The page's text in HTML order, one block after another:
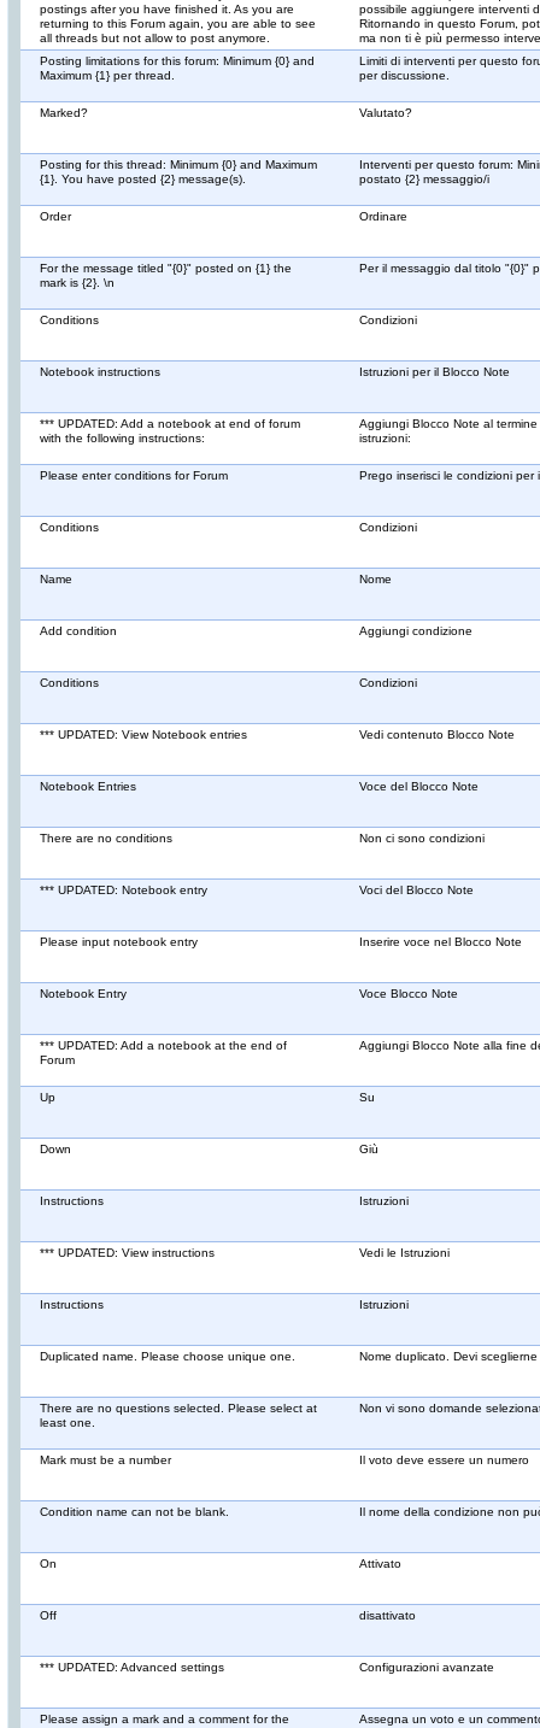
postings after you have finished it. As you are
returning to this Forum again, you are able to see
all threads but not allow to post anymore.
possibile aggiungere interventi
Ritornando in questo Forum,
ma non ti è più permesso
Posting limitations for this forum: Minimum {0} and
Maximum {1} per thread.
Limiti di interventi per questo
per discussione.
Marked? Valutato?
Posting for this thread: Minimum {0} and Maximum
{1}. You have posted {2} message(s).
Interventi per questo forum:
postato {2} messaggio/i
Order Ordinare
For the message titled "{0}" posted on {1} the
mark is {2}. \n
Per il messaggio dal titolo "{0}"
Conditions Condizioni
Notebook instructions Istruzioni per il Blocco Note
*** UPDATED: Add a notebook at end of forum
with the following instructions:
Aggiungi Blocco Note al
istruzioni:
Please enter conditions for Forum Prego inserisci le condizioni per
Conditions Condizioni
Name Nome
Add condition Aggiungi condizione
Conditions Condizioni
*** UPDATED: View Notebook entries Vedi contenuto Blocco Note
Notebook Entries Voce del Blocco Note
There are no conditions Non ci sono condizioni
*** UPDATED: Notebook entry Voci del Blocco Note
Please input notebook entry Inserire voce nel Blocco Note
Notebook Entry Voce Blocco Note
*** UPDATED: Add a notebook at the end of
Forum
Aggiungi Blocco Note alla fine
Up Su
Down Giù
Instructions Istruzioni
*** UPDATED: View instructions Vedi le Istruzioni
Instructions Istruzioni
Duplicated name. Please choose unique one. Nome duplicato. Devi
There are no questions selected. Please select at
least one.
Non vi sono domande
Mark must be a number Il voto deve essere un numero
Condition name can not be blank. Il nome della condizione non
On Attivato
Off disattivato
*** UPDATED: Advanced settings Configurazioni avanzate
Please assign a mark and a comment for the
Assegna un voto e un